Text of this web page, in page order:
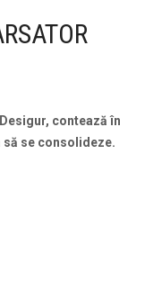
contează în
se consolideze.